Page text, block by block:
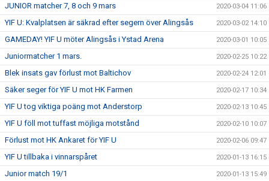
JUNIOR matcher 7, 8 och 9 mars 2020-03-04 11:06
YIF U: Kvalplatsen är säkrad efter segern över Alingsås 2020-03-02 14:10
GAMEDAY! YIF U möter Alingsås i Ystad Arena 2020-03-01 10:05
Juniormatcher 1 mars. 2020-02-25 10:22
Blek insats gav förlust mot Baltichov 2020-02-24 12:01
Säker seger för YIF U mot HK Farmen 2020-02-17 10:34
YIF U tog viktiga poäng mot Anderstorp 2020-02-13 10:45
YIF U föll mot tuffast möjliga motstånd 2020-02-10 10:07
Förlust mot HK Ankaret för YIF U 2020-02-06 09:47
YIF U tillbaka i vinnarspåret 2020-01-13 16:15
Junior match 19/1 2020-01-13 15:49